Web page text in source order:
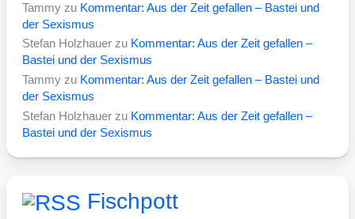
Tammy zu Kommentar: Aus der Zeit gefallen – Bastei und
der Sexismus
Stefan Holzhauer zu Kommentar: Aus der Zeit gefallen –
Bastei und der Sexismus
Tammy zu Kommentar: Aus der Zeit gefallen – Bastei und
der Sexismus
Stefan Holzhauer zu Kommentar: Aus der Zeit gefallen –
Bastei und der Sexismus
Fischpott